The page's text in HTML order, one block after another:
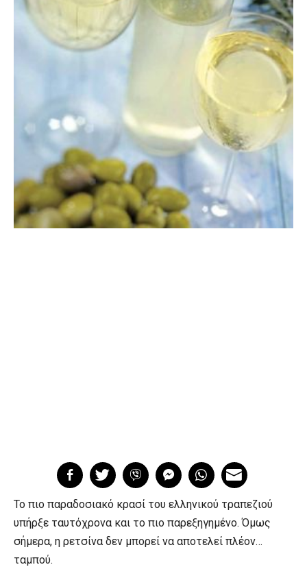
Το πιο παραδοσιακό κρασί του ελληνικού τραπεζιού
υπήρξε ταυτόχρονα και το πιο παρεξηγημένο. Όμως
σήμερα, η ρετσίνα δεν μπορεί να αποτελεί πλέον…
ταμπού.